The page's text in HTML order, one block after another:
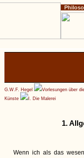
G.W.F. Hegel
Vorlesungen über
Künste
I. Die Malerei
1.
Wenn ich als das